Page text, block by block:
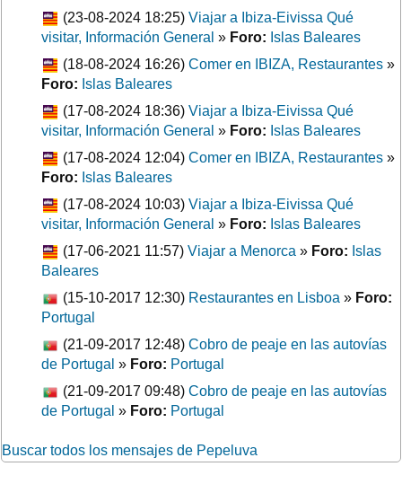
(23-08-2024 18:25) Viajar a Ibiza-Eivissa Qué
visitar, Información General » Foro: Islas Baleares
(18-08-2024 16:26) Comer en IBIZA, Restaurantes »
Foro: Islas Baleares
(17-08-2024 18:36) Viajar a Ibiza-Eivissa Qué
visitar, Información General » Foro: Islas Baleares
(17-08-2024 12:04) Comer en IBIZA, Restaurantes »
Foro: Islas Baleares
(17-08-2024 10:03) Viajar a Ibiza-Eivissa Qué
visitar, Información General » Foro: Islas Baleares
(17-06-2021 11:57) Viajar a Menorca » Foro: Islas
Baleares
(15-10-2017 12:30) Restaurantes en Lisboa » Foro:
Portugal
(21-09-2017 12:48) Cobro de peaje en las autovías
de Portugal » Foro: Portugal
(21-09-2017 09:48) Cobro de peaje en las autovías
de Portugal » Foro: Portugal
Buscar todos los mensajes de Pepeluva